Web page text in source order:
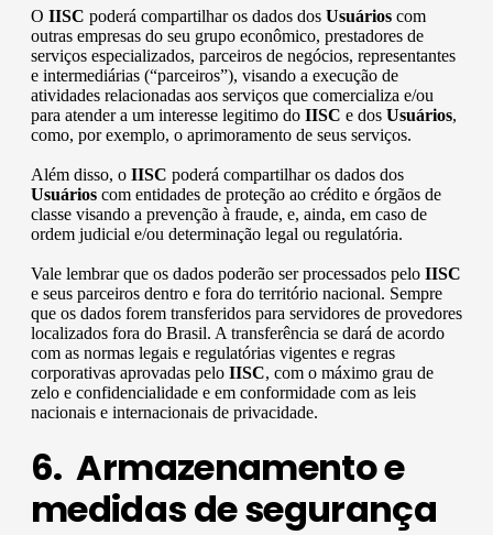
O IISC poderá compartilhar os dados dos Usuários com
outras empresas do seu grupo econômico, prestadores de
serviços especializados, parceiros de negócios, representantes
e intermediárias (“parceiros”), visando a execução de
atividades relacionadas aos serviços que comercializa e/ou
para atender a um interesse legitimo do IISC e dos Usuários,
como, por exemplo, o aprimoramento de seus serviços.
Além disso, o IISC poderá compartilhar os dados dos
Usuários com entidades de proteção ao crédito e órgãos de
classe visando a prevenção à fraude, e, ainda, em caso de
ordem judicial e/ou determinação legal ou regulatória.
Vale lembrar que os dados poderão ser processados pelo IISC
e seus parceiros dentro e fora do território nacional. Sempre
que os dados forem transferidos para servidores de provedores
localizados fora do Brasil. A transferência se dará de acordo
com as normas legais e regulatórias vigentes e regras
corporativas aprovadas pelo IISC, com o máximo grau de
zelo e confidencialidade e em conformidade com as leis
nacionais e internacionais de privacidade.
6. Armazenamento e
medidas de segurança